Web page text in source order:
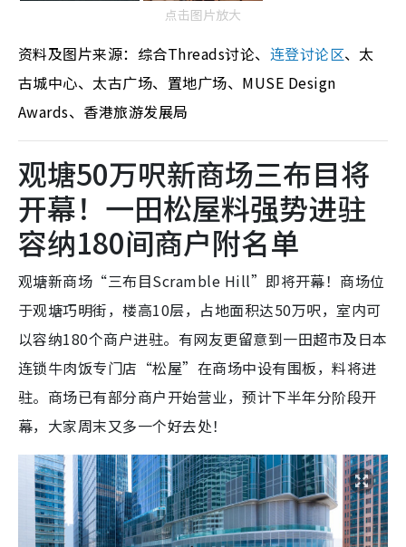
点击图片放大
资料及图片来源：综合Threads讨论、 连登讨论区、太
古城中心、太古广场、置地广场、MUSE Design
Awards、香港旅游发展局
观塘50万呎新商场三布目将
开幕！一田松屋料强势进驻
容纳180间商户附名单
观塘新商场“三布目Scramble Hill”即将开幕！商场位
于观塘巧明街，楼高10层，占地面积达50万呎，室内可
以容纳180个商户进驻。有网友更留意到一田超市及日本
连锁牛肉饭专门店“松屋”在商场中设有围板，料将进
驻。商场已有部分商户开始营业，预计下半年分阶段开
幕，大家周末又多一个好去处！